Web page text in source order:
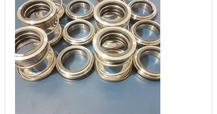
necessidades de cada maquinário da
maneira mais adequada possí...